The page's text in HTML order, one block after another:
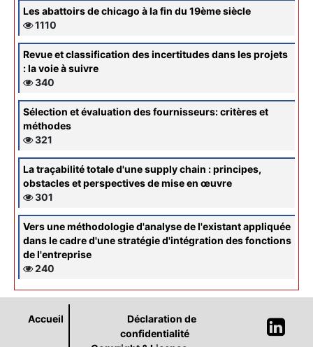
Les abattoirs de chicago à la fin du 19ème siècle
1110
Revue et classification des incertitudes dans les projets
: la voie à suivre
340
Sélection et évaluation des fournisseurs: critères et
méthodes
321
La traçabilité totale d'une supply chain : principes,
obstacles et perspectives de mise en œuvre
301
Vers une méthodologie d'analyse de l'existant appliquée
dans le cadre d'une stratégie d'intégration des fonctions
de l'entreprise
240
Accueil
Déclaration de
confidentialité